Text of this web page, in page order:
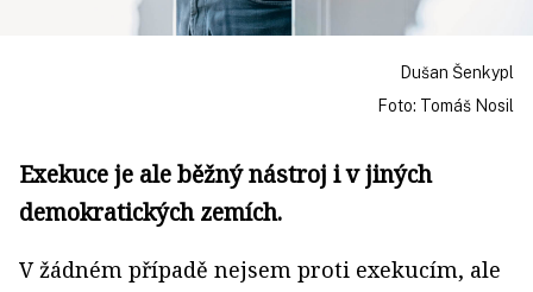
Dušan Šenkypl
Foto: Tomáš Nosil
Exekuce je ale běžný nástroj i v jiných
demokratických zemích.
V žádném případě nejsem proti exekucím, ale